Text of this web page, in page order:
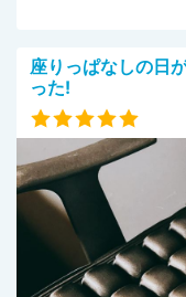
座りっぱなしの日
った!